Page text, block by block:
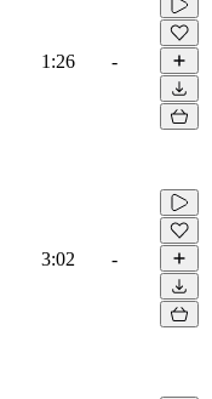
1:26 -
3:02 -